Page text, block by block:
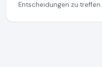
Entscheidungen zu treffen.